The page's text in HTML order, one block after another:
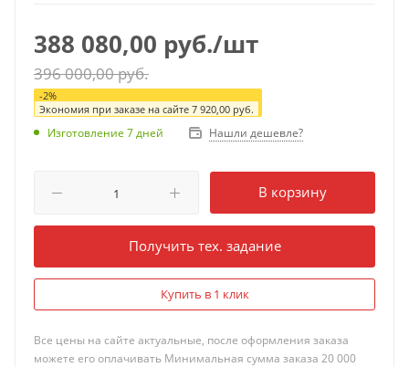
388 080,00 руб./шт
396 000,00руб.
-2%
Экономия при заказе на сайте 7 920,00 руб.
Изготовление 7 дней Нашли дешевле?
В корзину
Получить тех. задание
Купить в 1 клик
Все цены на сайте актуальные, после оформления заказа
можете его оплачивать Минимальная сумма заказа 20 000